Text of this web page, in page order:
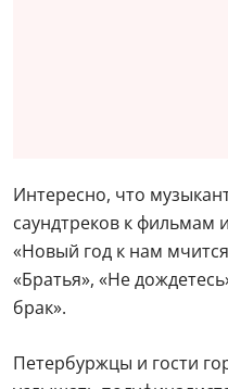
Интересно, что
саундтреков к фильмам
«Новый год к нам
«Братья», «Не
брак».
Петербуржцы и гости